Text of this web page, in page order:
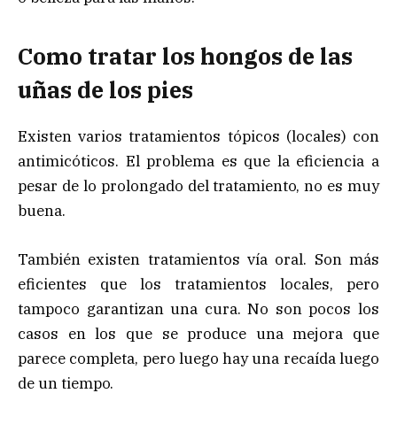
Como tratar los hongos de las
uñas de los pies
Existen varios tratamientos tópicos (locales) con
antimicóticos. El problema es que la eficiencia a
pesar de lo prolongado del tratamiento, no es muy
buena.
También existen tratamientos vía oral. Son más
eficientes que los tratamientos locales, pero
tampoco garantizan una cura. No son pocos los
casos en los que se produce una mejora que
parece completa, pero luego hay una recaída luego
de un tiempo.